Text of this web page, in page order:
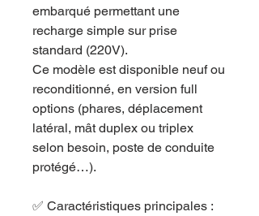
embarqué permettant une
recharge simple sur prise
standard (220V).
Ce modèle est disponible neuf ou
reconditionné, en version full
options (phares, déplacement
latéral, mât duplex ou triplex
selon besoin, poste de conduite
protégé…).
✅ Caractéristiques principales :